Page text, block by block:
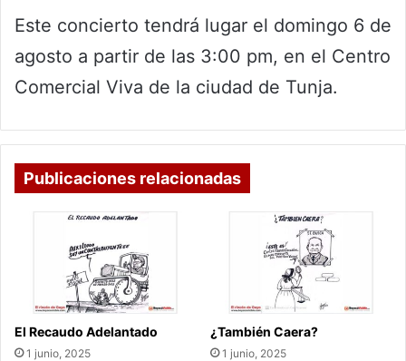
Este concierto tendrá lugar el domingo 6 de
agosto a partir de las 3:00 pm, en el Centro
Comercial Viva de la ciudad de Tunja.
Publicaciones relacionadas
El Recaudo Adelantado
1 junio, 2025
¿También Caera?
1 junio, 2025